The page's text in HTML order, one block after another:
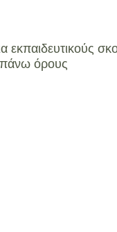
εκπαιδευτικούς
όρους